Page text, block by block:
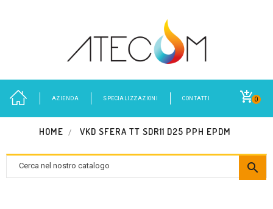
0
AZIENDA SPECIALIZZAZIONI CONTATTI
HOME VKD SFERA TT SDR11 D25 PPH EPDM
